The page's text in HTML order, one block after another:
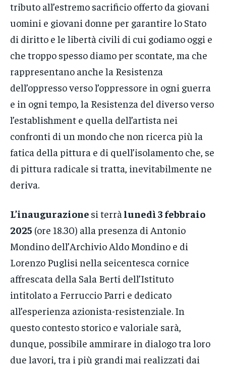
tributo all’estremo sacrificio offerto da giovani
uomini e giovani donne per garantire lo Stato
di diritto e le libertà civili di cui godiamo oggi e
che troppo spesso diamo per scontate, ma che
rappresentano anche la Resistenza
dell’oppresso verso l’oppressore in ogni guerra
e in ogni tempo, la Resistenza del diverso verso
l’establishment e quella dell’artista nei
confronti di un mondo che non ricerca più la
fatica della pittura e di quell’isolamento che, se
di pittura radicale si tratta, inevitabilmente ne
deriva.
L’inaugurazione si terrà lunedì 3 febbraio
2025 (ore 18.30) alla presenza di Antonio
Mondino dell’Archivio Aldo Mondino e di
Lorenzo Puglisi nella seicentesca cornice
affrescata della Sala Berti dell’Istituto
intitolato a Ferruccio Parri e dedicato
all’esperienza azionista-resistenziale. In
questo contesto storico e valoriale sarà,
dunque, possibile ammirare in dialogo tra loro
due lavori, tra i più grandi mai realizzati dai